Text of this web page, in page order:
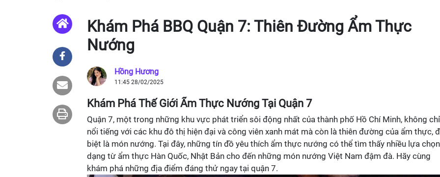
Khám Phá BBQ Quận 7: Thiên Đường Ẩm Thực
Nướng
Hồng Hương
11:45 28/02/2025
Khám Phá Thế Giới Ẩm Thực Nướng Tại Quận 7
Quận 7, một trong những khu vực phát triển sôi động nhất của thành phố Hồ Chí Minh, không chỉ
nổi tiếng với các khu đô thị hiện đại và công viên xanh mát mà còn là thiên đường của ẩm thực,
biệt là món nướng. Tại đây, những tín đồ yêu thích ẩm thực nướng có thể tìm thấy nhiều lựa
dạng từ ẩm thực Hàn Quốc, Nhật Bản cho đến những món nướng Việt Nam đậm đà. Hãy cùng
khám phá những địa điểm đáng thử ngay tại quận 7.